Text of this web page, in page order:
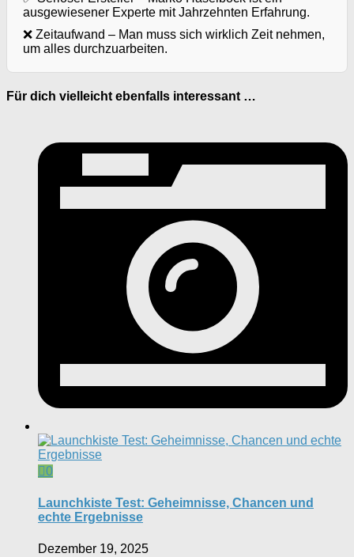
ausgewiesener Experte mit Jahrzehnten Erfahrung.
❌ Zeitaufwand – Man muss sich wirklich Zeit nehmen,
um alles durchzuarbeiten.
Für dich vielleicht ebenfalls interessant …
0
Launchkiste Test: Geheimnisse, Chancen und
echte Ergebnisse
Dezember 19, 2025